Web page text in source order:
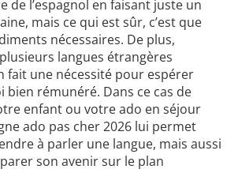
de l’espagnol en faisant juste un
mais ce qui est sûr, c’est que
nécessaires. De plus,
langues étrangères
fait une nécessité pour espérer
rémunéré. Dans ce cas de
enfant ou votre ado en séjour
ado pas cher 2026 lui permet
à parler une langue, mais aussi
son avenir sur le plan